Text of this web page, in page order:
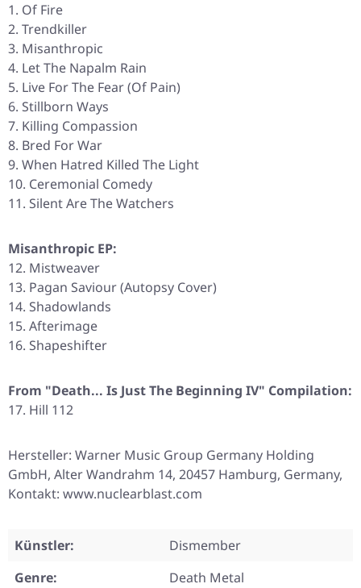
Of Fire
Trendkiller
Misanthropic
Let The Napalm Rain
Live For The Fear (Of Pain)
Stillborn Ways
Killing Compassion
Bred For War
When Hatred Killed The Light
Ceremonial Comedy
Silent Are The Watchers
Misanthropic EP:
12. Mistweaver
13. Pagan Saviour (Autopsy Cover)
14. Shadowlands
15. Afterimage
16. Shapeshifter
From "Death... Is Just The Beginning IV" Compilation:
17. Hill 112
Hersteller: Warner Music Group Germany Holding
GmbH, Alter Wandrahm 14, 20457 Hamburg, Germany,
Kontakt: www.nuclearblast.com
Künstler:
Dismember
Genre:
Death Metal